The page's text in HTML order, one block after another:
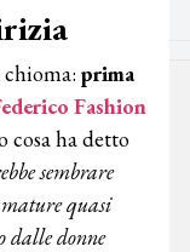
prima
Fashion
cosa ha detto
sembrare
quasi
donne